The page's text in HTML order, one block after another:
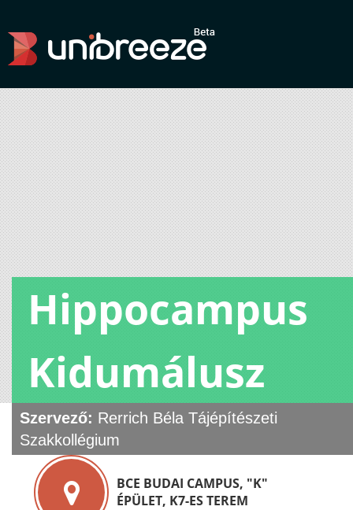
Hippocampus
Kidumálusz
Szervező: Rerrich Béla Tájépítészeti
Szakkollégium
BCE BUDAI CAMPUS, "K"
ÉPÜLET, K7-ES TEREM